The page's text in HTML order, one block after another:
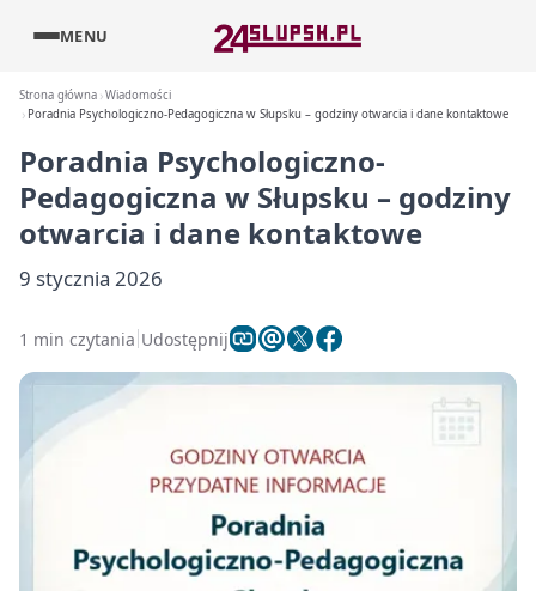
MENU
Strona główna Wiadomości
Poradnia Psychologiczno-Pedagogiczna w Słupsku – godziny otwarcia i dane kontaktowe
Poradnia Psychologiczno-
Pedagogiczna w Słupsku – godziny
otwarcia i dane kontaktowe
9 stycznia 2026
1 min czytania Udostępnij